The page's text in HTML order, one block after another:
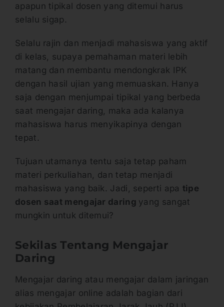
apapun tipikal dosen yang ditemui harus
selalu sigap.
Selalu rajin dan menjadi mahasiswa yang aktif
di kelas, supaya pemahaman materi lebih
matang dan membantu mendongkrak IPK
dengan hasil ujian yang memuaskan. Hanya
saja dengan menjumpai tipikal yang berbeda
saat mengajar daring, maka ada kalanya
mahasiswa harus menyikapinya dengan
tepat.
Tujuan utamanya tentu saja tetap paham
materi perkuliahan, dan tetap menjadi
mahasiswa yang baik. Jadi, seperti apa tipe
dosen saat mengajar daring yang sangat
mungkin untuk ditemui?
Sekilas Tentang Mengajar
Daring
Mengajar daring atau mengajar dalam jaringan
alias mengajar online adalah bagian dari